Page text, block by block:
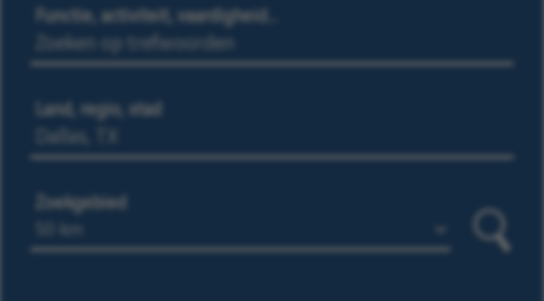
Functie, activiteit, vaardigheid…
Land, regio, stad
Zoekgebied